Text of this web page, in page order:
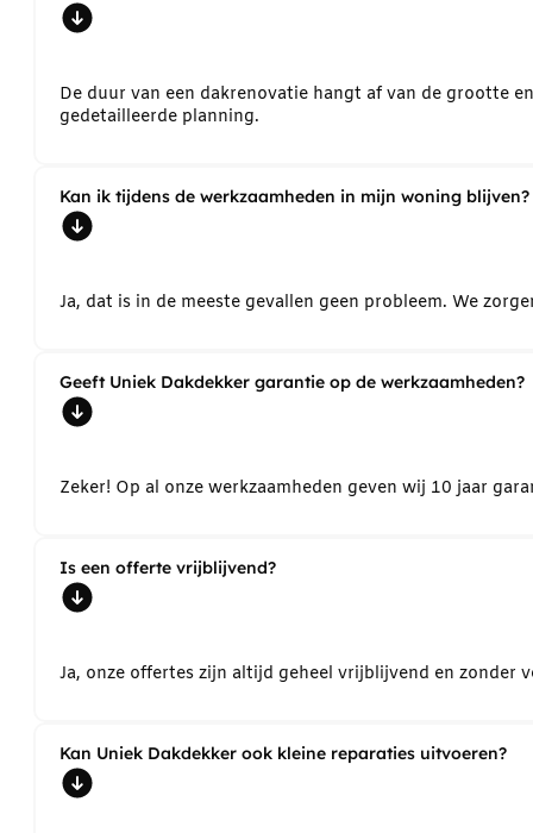
De duur van een dakrenovatie hangt af van de grootte
gedetailleerde planning.
Kan ik tijdens de werkzaamheden in mijn woning blijven?
Ja, dat is in de meeste gevallen geen probleem. We
Geeft Uniek Dakdekker garantie op de werkzaamheden?
Zeker! Op al onze werkzaamheden geven wij 10 jaar
Is een offerte vrijblijvend?
Ja, onze offertes zijn altijd geheel vrijblijvend en
Kan Uniek Dakdekker ook kleine reparaties uitvoeren?